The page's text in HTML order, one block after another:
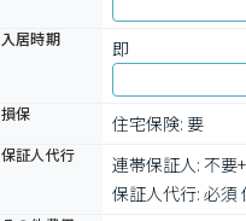
入居時期
即
損保
住宅保険: 要
保証人代行
連帯保証人: 不要
保証人代行: 必須